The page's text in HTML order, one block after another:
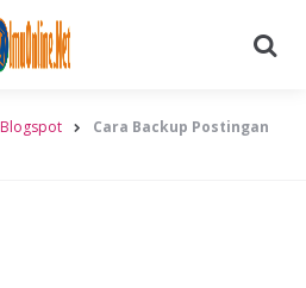
Blogspot Cara Backup Postingan